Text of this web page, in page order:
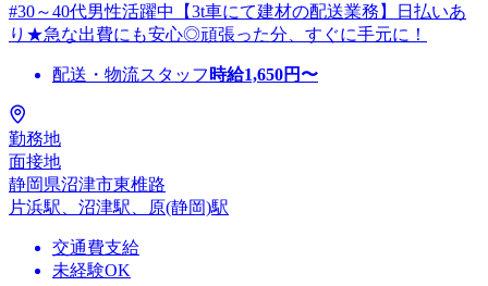
#30～40代男性活躍中【3t車にて建材の配送業務】日払いあ
り★急な出費にも安心◎頑張った分、すぐに手元に！
配送・物流スタッフ 時給1,650円〜
勤務地
面接地
静岡県沼津市東椎路
片浜駅、沼津駅、原(静岡)駅
交通費支給
未経験OK